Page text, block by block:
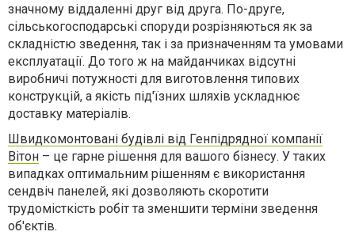
значному віддаленні друг від друга. По-друге,
сільськогосподарські споруди розрізняються як за
складністю зведення, так і за призначенням та умовами
експлуатації. До того ж на майданчиках відсутні
виробничі потужності для виготовлення типових
конструкцій, а якість під'їзних шляхів ускладнює
доставку матеріалів.
Швидкомонтовані будівлі від Генпідрядної компанії
Вітон – це гарне рішення для вашого бізнесу. У таких
випадках оптимальним рішенням є використання
сендвіч панелей, які дозволяють скоротити
трудомісткість робіт та зменшити терміни зведення
об'єктів.